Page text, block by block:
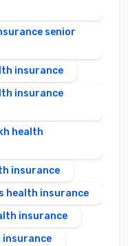
senior
insurance
insurance
health
insurance
health insurance
insurance
insurance